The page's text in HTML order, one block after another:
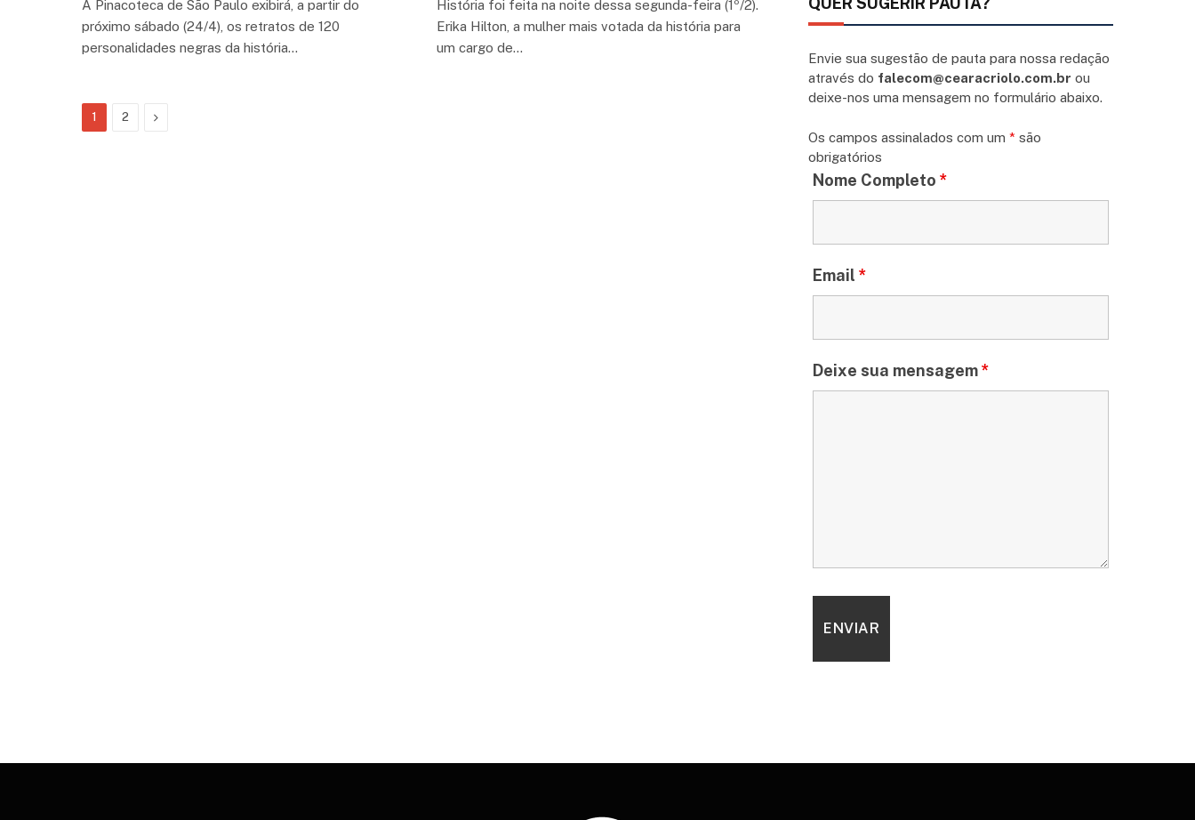
A Pinacoteca de São Paulo exibirá, a partir do
próximo sábado (24/4), os retratos de 120
personalidades negras da história…
História foi feita na noite dessa segunda-feira (1º/2).
Erika Hilton, a mulher mais votada da história para
um cargo de…
1 2 Next
Envie sua sugestão de pauta para nossa redação
através do falecom@cearacriolo.com.br ou
deixe-nos uma mensagem no formulário abaixo.
Os campos assinalados com um* são
obrigatórios
Nome Completo*
Email*
Deixe sua mensagem*